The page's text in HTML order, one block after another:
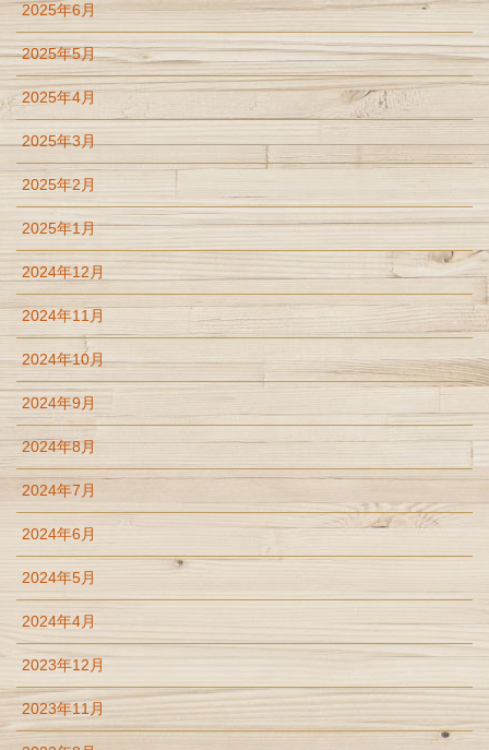
2025年6月
2025年5月
2025年4月
2025年3月
2025年2月
2025年1月
2024年12月
2024年11月
2024年10月
2024年9月
2024年8月
2024年7月
2024年6月
2024年5月
2024年4月
2023年12月
2023年11月